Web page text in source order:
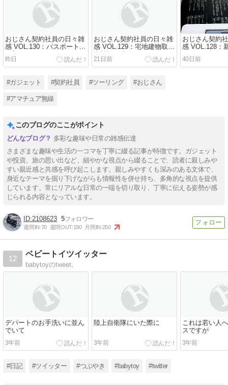
おじさん契約社員の日々雑
感 VOL.130：パスポートの
更新について１
昨日
おじさん契約社員の日々雑
感 VOL.129：宅地建物取引
士試験の出願しました
21日前
おじさん契約
感 VOL.128：
ービスを契約
40日前
#ガジェット #契約社員 #ツーリング #おじさん
#アマチュア無線
このブログのここがポイント
多彩な趣味や日常の雑感伝達
さまざまな趣味や生活の一コマを丁寧に綴る記事が特徴です。ガジェット
や投資、旅の思い出など、細やかな視点から綴ることで、読者に親しみや
すい親近感と共感を呼び起こします。親しみやすくも深みのある文体で、
身近なテーマを掘り下げながらも情報性を併せ持ち、多角的な視点を提供
しています。常にリアルな日常の一端を切り取り、丁寧に伝える姿勢が感
じられる内容となっています。
2108623 5
週間IN:70 週間OUT:190 月間IN:250
12
ベビートイツイッター
babytoyのtweet。
デパートのお手洗いに並ん
でいて
3年前
陸上自衛隊にいた際に
3年前
これは若い人
スですが
3年前
#日記 #ツイッター #つぶやき #babytoy #twitter